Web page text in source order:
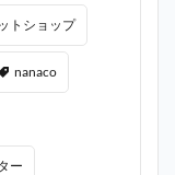
トショップ
nanaco
ー